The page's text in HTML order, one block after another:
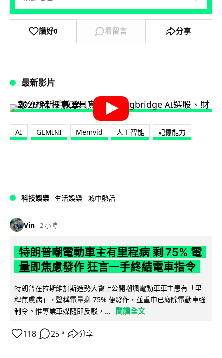
讚好0 看留言 分享
最新影片
AI GEMINI Memvid 人工智能 記憶能力
科技娛樂 生活娛樂 城中熱話
Vin 2 小時
特朗普嘲電動車主有里程病 剩 75% 電
量即焦慮發作 狂言一手終結電車指令
特朗普在拉斯維加斯造勢大會上公開嘲諷電動車車主患有「里
程焦慮病」，聲稱電量剩 75% 便發作，並重申已廢除電動車強
制令。惟專業車媒隨即反駁，...
閱讀全文
118 25 ↗ 分享